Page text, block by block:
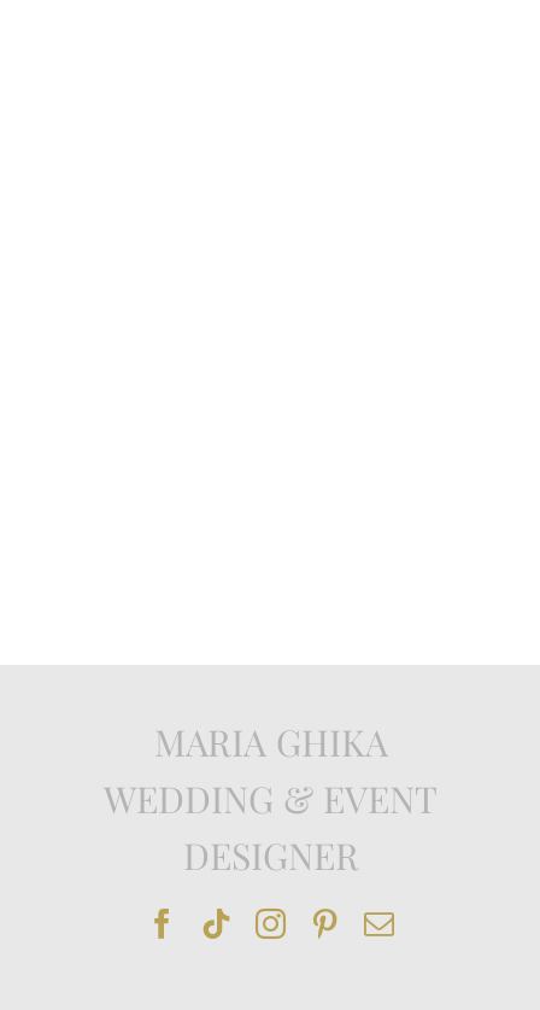
MARIA GHIKA
WEDDING & EVENT
DESIGNER